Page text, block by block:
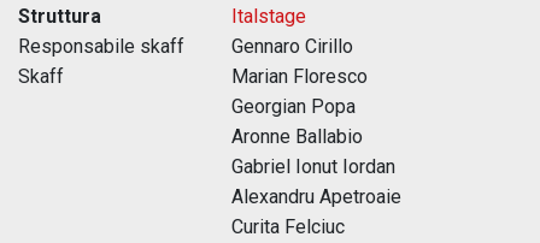
Struttura
Italstage
Responsabile skaff
Gennaro Cirillo
Skaff
Marian Floresco
Georgian Popa
Aronne Ballabio
Gabriel Ionut Iordan
Alexandru Apetroaie
Curita Felciuc